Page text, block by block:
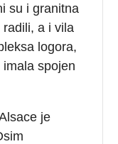
su i granitna
a i vila
logora,
spojen
je